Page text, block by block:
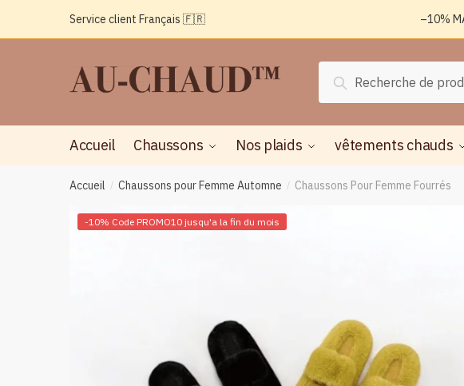
Service client Français 🇫🇷 –10%
pour :
Recherche
Accueil Chaussons Nos plaids vêtements chauds
Accueil / Chaussons pour Femme Automne / Chaussons Pour Femme Fourrés
-10% Code PROMO10 jusqu'a la fin du mois